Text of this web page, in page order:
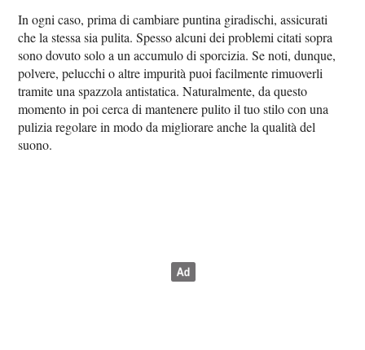
In ogni caso, prima di cambiare puntina giradischi, assicurati
che la stessa sia pulita. Spesso alcuni dei problemi citati sopra
sono dovuto solo a un accumulo di sporcizia. Se noti, dunque,
polvere, pelucchi o altre impurità puoi facilmente rimuoverli
tramite una spazzola antistatica. Naturalmente, da questo
momento in poi cerca di mantenere pulito il tuo stilo con una
pulizia regolare in modo da migliorare anche la qualità del
suono.